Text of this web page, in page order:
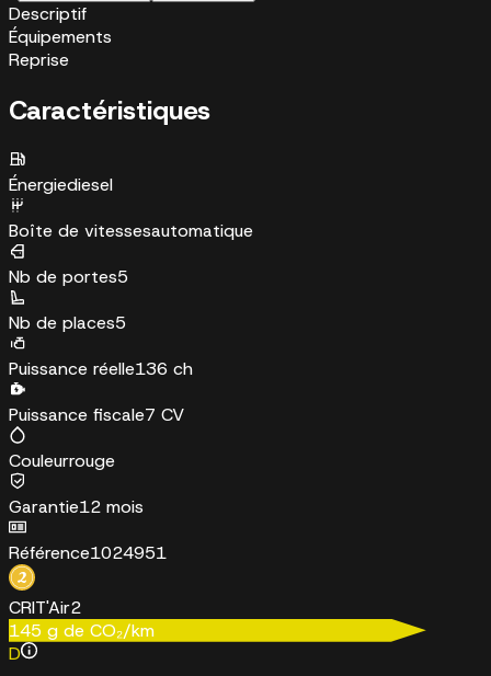
Descriptif
Équipements
Reprise
Caractéristiques
Énergiediesel
Boîte de vitessesautomatique
Nb de portes5
Nb de places5
Puissance réelle136 ch
Puissance fiscale7 CV
Couleurrouge
Garantie12 mois
Référence1024951
CRIT'Air2
145 g de CO₂/km
D